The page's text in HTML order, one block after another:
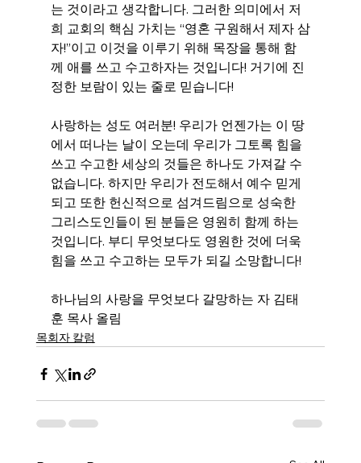
는 것이라고 생각합니다. 그러한 의미에서 저
희 교회의 핵심 가치는 “영혼 구원해서 제자 삼
자!”이고 이것을 이루기 위해 목장을 통해 함
께 애를 쓰고 수고하자는 것입니다! 거기에 진
정한 보람이 있는 줄로 믿습니다!
사랑하는 성도 여러분! 우리가 언젠가는 이 땅
에서 떠나는 날이 오는데 우리가 그토록 힘을
쓰고 수고한 세상의 것들은 하나도 가져갈 수
없습니다. 하지만 우리가 전도해서 예수 믿게
되고 또한 헌신적으로 섬겨드림으로 성숙한
그리스도인들이 된 분들은 영원히 함께 하는
것입니다. 부디 무엇보다도 영원한 것에 더욱
힘을 쓰고 수고하는 모두가 되길 소망합니다!
하나님의 사랑을 무엇보다 갈망하는 자 김태
훈 목사 올림
목회자 칼럼